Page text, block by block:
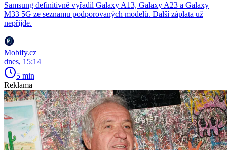
Samsung definitivně vyřadil Galaxy A13, Galaxy A23 a Galaxy
M33 5G ze seznamu podporovaných modelů. Další záplata už
nepřijde.
Mobify.cz
dnes, 15:14
5 min
Reklama